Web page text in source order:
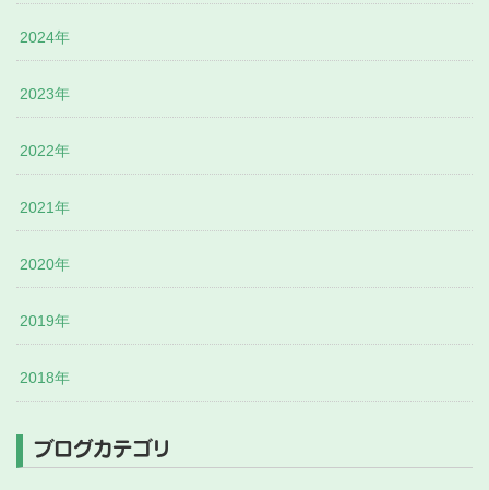
2024年
2023年
2022年
2021年
2020年
2019年
2018年
ブログカテゴリ